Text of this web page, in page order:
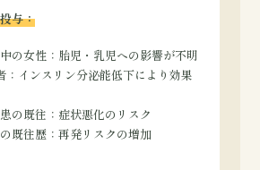
与：
の女性：胎児・乳児への影響が不明
：インスリン分泌能低下により効果
の既往：症状悪化のリスク
既往歴：再発リスクの増加